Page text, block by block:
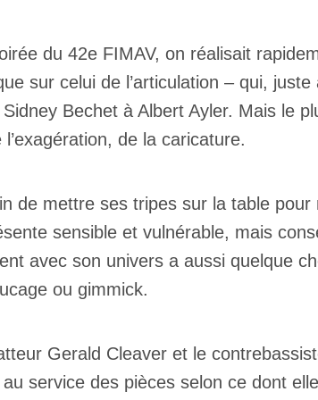
du 42e FIMAV, on réalisait
sur celui de l’articulation – qui,
Sidney Bechet à Albert Ayler. Mais le
de la caricature.
de mettre ses tripes sur la table
sensible et vulnérable, mais
avec son univers a aussi quelque
ou gimmick.
Gerald Cleaver et le
au service des pièces selon ce dont